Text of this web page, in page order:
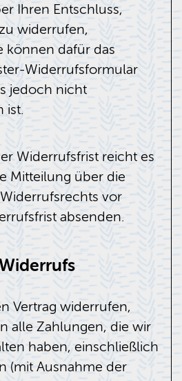
Ihren Entschluss,
widerrufen,
können dafür das
Widerrufsformular
jedoch nicht
ist.
Widerrufsfrist reicht es
Mitteilung über die
vor
absenden.
Vertrag widerrufen,
alle Zahlungen, die wir
haben, einschließlich
(mit Ausnahme der